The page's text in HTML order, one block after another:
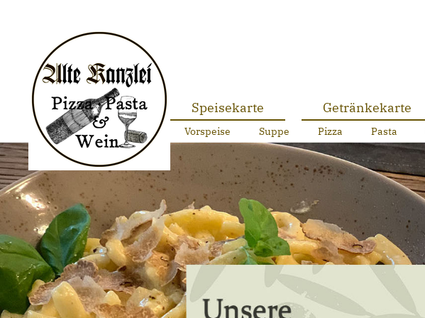
Speisekarte Getränkekarte
Vorspeise Suppe Pizza Pasta